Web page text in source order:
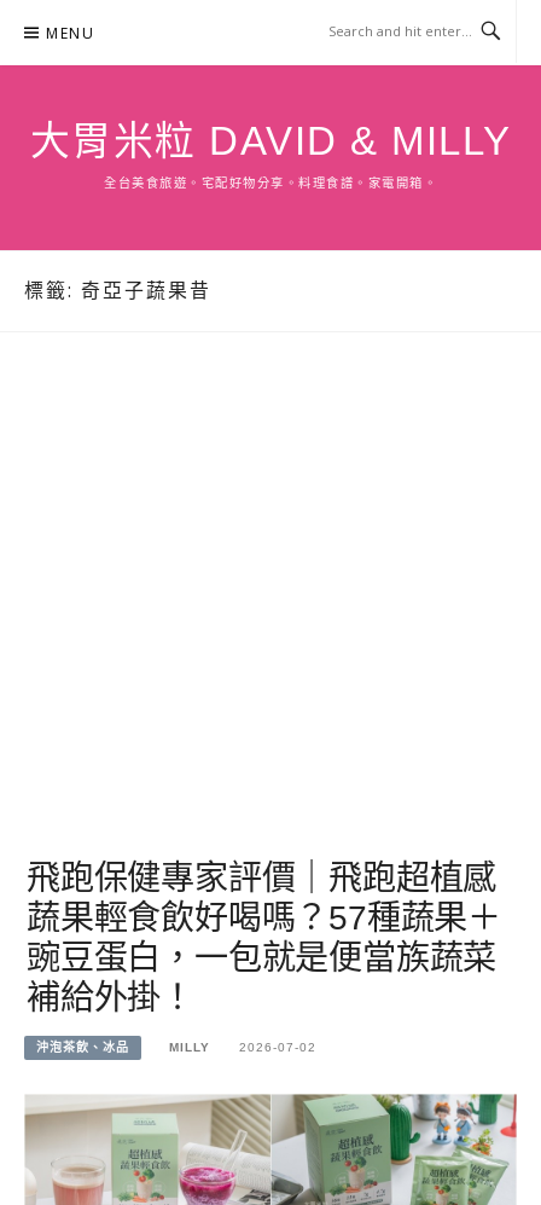
content
MENU
大胃米粒 DAVID & MILLY
全台美食旅遊。宅配好物分享。料理食譜。家電開箱。
標籤: 奇亞子蔬果昔
飛跑保健專家評價｜飛跑超植感
蔬果輕食飲好喝嗎？57種蔬果＋
豌豆蛋白，一包就是便當族蔬菜
補給外掛！
沖泡茶飲、冰品 MILLY 2026-07-02